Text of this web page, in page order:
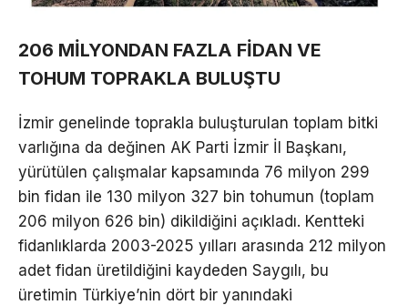
206 MİLYONDAN FAZLA FİDAN VE
TOHUM TOPRAKLA BULUŞTU
İzmir genelinde toprakla buluşturulan toplam bitki
varlığına da değinen AK Parti İzmir İl Başkanı,
yürütülen çalışmalar kapsamında 76 milyon 299
bin fidan ile 130 milyon 327 bin tohumun (toplam
206 milyon 626 bin) dikildiğini açıkladı. Kentteki
fidanlıklarda 2003-2025 yılları arasında 212 milyon
adet fidan üretildiğini kaydeden Saygılı, bu
üretimin Türkiye’nin dört bir yanındaki